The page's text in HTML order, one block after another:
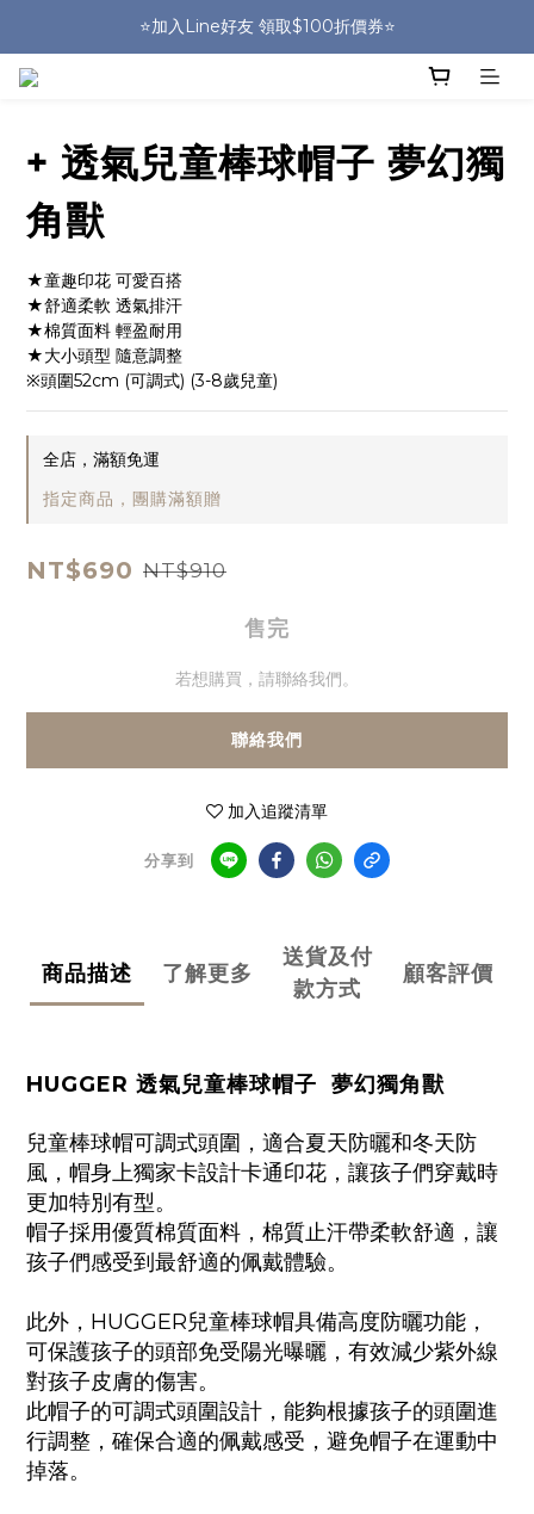
🎒HUGGER實體門市~實背才知道🎒
⭐️加入Line好友 領取$100折價券⭐️
+ 透氣兒童棒球帽子 夢幻獨
角獸
★童趣印花 可愛百搭
★舒適柔軟 透氣排汗
★棉質面料 輕盈耐用
★大小頭型 隨意調整
※頭圍52cm (可調式) (3-8歲兒童)
全店，滿額免運
指定商品，團購滿額贈
NT$690 NT$910
售完
若想購買，請聯絡我們。
聯絡我們
加入追蹤清單
分享到
商品描述 了解更多
送貨及付
款方式
顧客評價
HUGGER 透氣兒童棒球帽子 夢幻獨角獸
兒童棒球帽可調式頭圍，適合夏天防曬和冬天防
風，帽身上獨家卡設計卡通印花，讓孩子們穿戴時
更加特別有型。
帽子採用優質棉質面料，棉質止汗帶柔軟舒適，讓
孩子們感受到最舒適的佩戴體驗。
此外，HUGGER兒童棒球帽具備高度防曬功能，
可保護孩子的頭部免受陽光曝曬，有效減少紫外線
對孩子皮膚的傷害。
此帽子的可調式頭圍設計，能夠根據孩子的頭圍進
行調整，確保合適的佩戴感受，避免帽子在運動中
掉落。